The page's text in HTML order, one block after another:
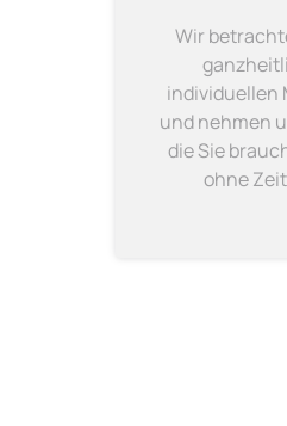
Wir
individuellen
und nehmen
die Sie
ohne